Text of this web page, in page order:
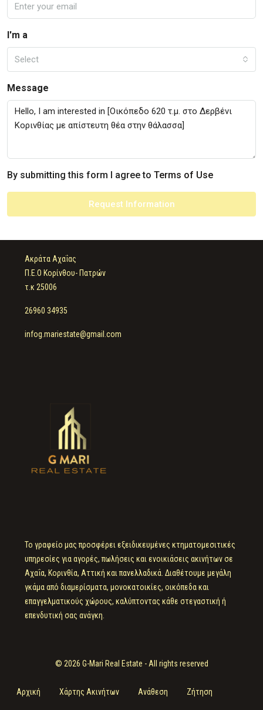
I'm a
Select
Message
By submitting this form I agree to Terms of Use
Request Information
Ακράτα Αχαΐας
Π.Ε.Ο Κορίνθου- Πατρών
τ.κ 25006
26960 34935
infog.mariestate@gmail.com
Το γραφείο μας προσφέρει εξειδικευμένες κτηματομεσιτικές
υπηρεσίες για αγορές, πωλήσεις και ενοικιάσεις ακινήτων σε
Αχαΐα, Κορινθία, Αττική και πανελλαδικά. Διαθέτουμε μεγάλη
γκάμα από διαμερίσματα, μονοκατοικίες, οικόπεδα και
επαγγελματικούς χώρους, καλύπτοντας κάθε στεγαστική ή
επενδυτική σας ανάγκη.
© 2026 G-Mari Real Estate - All rights reserved
Αρχική Χάρτης Ακινήτων Ανάθεση Ζήτηση